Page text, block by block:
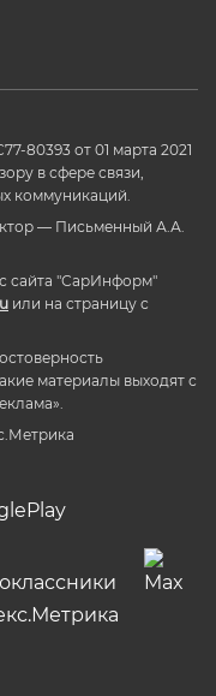
80393 от 01 марта 2021
в сфере связи,
коммуникаций.
— Письменный А.А.
сайта "СарИнформ"
или на страницу с
материалы выходят с